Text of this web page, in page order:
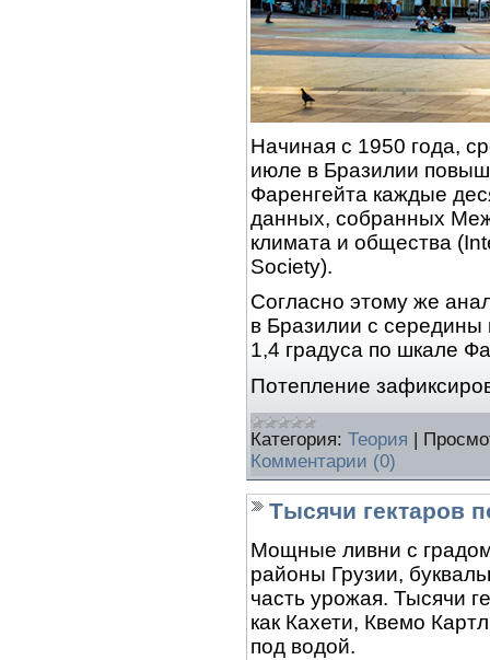
Начиная с 1950 года,
июле в Бразилии
Фаренгейта каждые
данных, собранных
климата и общества
Society).
Согласно этому же
в Бразилии с середины
1,4 градуса по шкале
Потепление
Категория: Теория |
Комментарии (0)
Тысячи гектаров
Мощные ливни с
районы Грузии,
часть урожая. Тысячи
как Кахети, Квемо
под водой.